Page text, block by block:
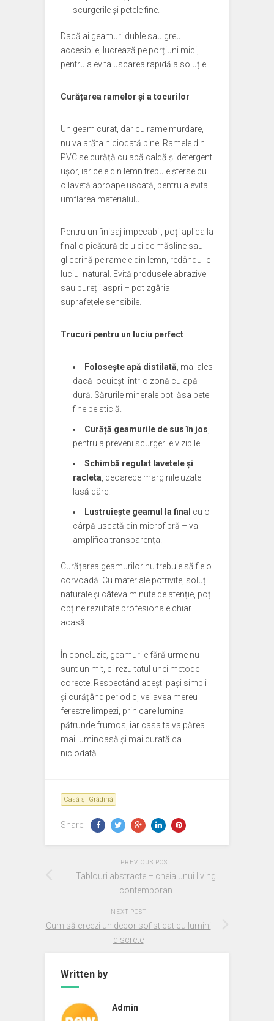
scurgerile și petele fine.
Dacă ai geamuri duble sau greu
accesibile, lucrează pe porțiuni mici,
pentru a evita uscarea rapidă a soluției.
Curățarea ramelor și a tocurilor
Un geam curat, dar cu rame murdare,
nu va arăta niciodată bine. Ramele din
PVC se curăță cu apă caldă și detergent
ușor, iar cele din lemn trebuie șterse cu
o lavetă aproape uscată, pentru a evita
umflarea materialului.
Pentru un finisaj impecabil, poți aplica la
final o picătură de ulei de măsline sau
glicerină pe ramele din lemn, redându-le
luciul natural. Evită produsele abrazive
sau bureții aspri – pot zgâria
suprafețele sensibile.
Trucuri pentru un luciu perfect
Folosește apă distilată , mai ales
dacă locuiești într-o zonă cu apă
dură. Sărurile minerale pot lăsa pete
fine pe sticlă.
Curăță geamurile de sus în jos
pentru a preveni scurgerile vizibile.
Schimbă regulat lavetele și
racleta , deoarece marginile uzate
lasă dâre.
Lustruiește geamul la final cu o
cârpă uscată din microfibră – va
amplifica transparența.
Curățarea geamurilor nu trebuie să fie o
corvoadă. Cu materiale potrivite, soluții
naturale și câteva minute de atenție, poți
obține rezultate profesionale chiar
acasă.
În concluzie, geamurile fără urme nu
sunt un mit, ci rezultatul unei metode
corecte. Respectând acești pași simpli
și curățând periodic, vei avea mereu
ferestre limpezi, prin care lumina
pătrunde frumos, iar casa ta va părea
mai luminoasă și mai curată ca
niciodată.
Casă și Grădină
Share:
PREVIOUS POST
Tablouri abstracte – cheia unui living
contemporan
NEXT POST
Cum să creezi un decor sofisticat cu lumini
discrete
Written by
Admin